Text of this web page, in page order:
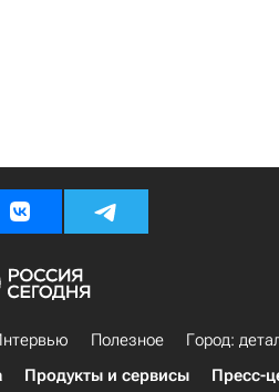
Полезное
Город:
Продукты и сервисы Пресс-